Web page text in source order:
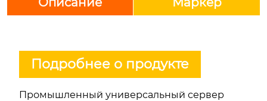
Подробнее о продукте
Промышленный универсальный сервер